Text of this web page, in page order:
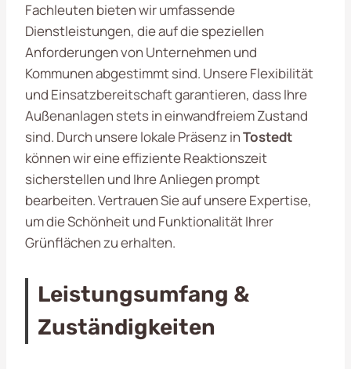
Fachleuten bieten wir umfassende
Dienstleistungen, die auf die speziellen
Anforderungen von Unternehmen und
Kommunen abgestimmt sind. Unsere Flexibilität
und Einsatzbereitschaft garantieren, dass Ihre
Außenanlagen stets in einwandfreiem Zustand
sind. Durch unsere lokale Präsenz inTostedt
können wir eine effiziente Reaktionszeit
sicherstellen und Ihre Anliegen prompt
bearbeiten. Vertrauen Sie auf unsere Expertise,
um die Schönheit und Funktionalität Ihrer
Grünflächen zu erhalten.
Leistungsumfang &
Zuständigkeiten